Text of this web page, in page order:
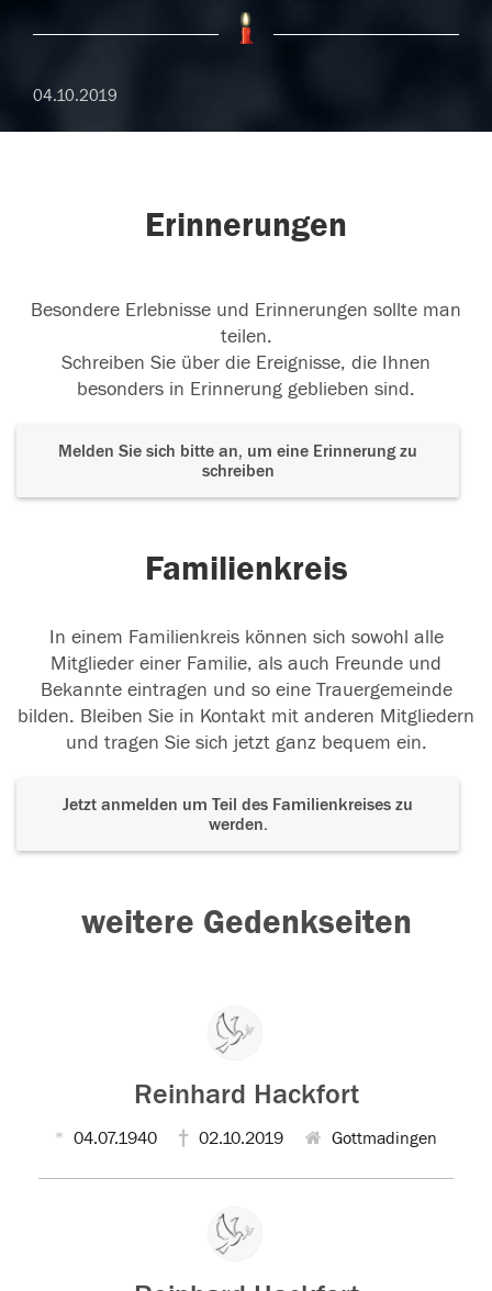
04.10.2019
Erinnerungen
Besondere Erlebnisse und Erinnerungen sollte man
teilen.
Schreiben Sie über die Ereignisse, die Ihnen
besonders in Erinnerung geblieben sind.
Melden Sie sich bitte an, um eine Erinnerung zu
schreiben
Familienkreis
In einem Familienkreis können sich sowohl alle
Mitglieder einer Familie, als auch Freunde und
Bekannte eintragen und so eine Trauergemeinde
bilden. Bleiben Sie in Kontakt mit anderen Mitgliedern
und tragen Sie sich jetzt ganz bequem ein.
Jetzt anmelden um Teil des Familienkreises zu
werden.
weitere Gedenkseiten
Reinhard Hackfort
04.07.1940 02.10.2019 Gottmadingen